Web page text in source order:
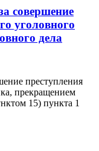
совершение
уголовного
дела
преступления
прекращением
15) пункта 1